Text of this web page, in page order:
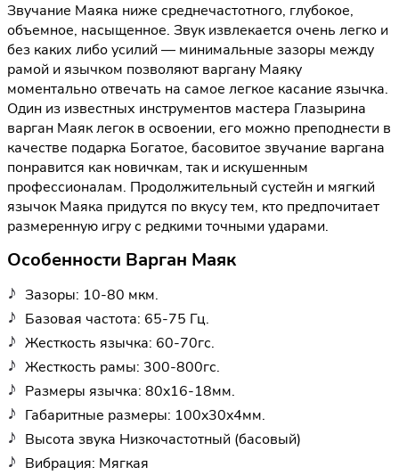
Звучание Маяка ниже среднечастотного, глубокое,
объемное, насыщенное. Звук извлекается очень легко и
без каких либо усилий — минимальные зазоры между
рамой и язычком позволяют варгану Маяку
моментально отвечать на самое легкое касание язычка.
Один из известных инструментов мастера Глазырина
варган Маяк легок в освоении, его можно преподнести в
качестве подарка Богатое, басовитое звучание варгана
понравится как новичкам, так и искушенным
профессионалам. Продолжительный сустейн и мягкий
язычок Маяка придутся по вкусу тем, кто предпочитает
размеренную игру с редкими точными ударами.
Особенности Варган Маяк
Зазоры: 10-80 мкм.
Базовая частота: 65-75 Гц.
Жесткость язычка: 60-70гс.
Жесткость рамы: 300-800гс.
Размеры язычка: 80x16-18мм.
Габаритные размеры: 100x30x4мм.
Высота звука Низкочастотный (басовый)
Вибрация: Мягкая